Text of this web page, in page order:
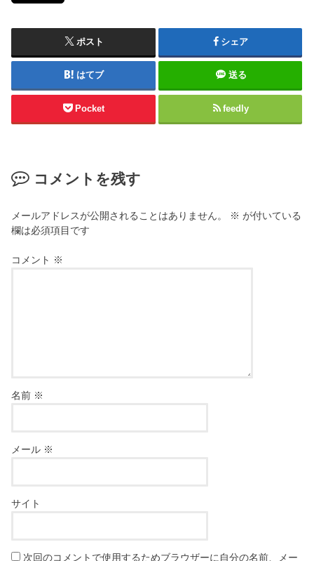
ポスト シェア
はてブ 送る
Pocket feedly
コメントを残す
メールアドレスが公開されることはありません。 ※ が付いている
欄は必須項目です
コメント ※
名前 ※
メール ※
サイト
次回のコメントで使用するためブラウザーに自分の名前、メー